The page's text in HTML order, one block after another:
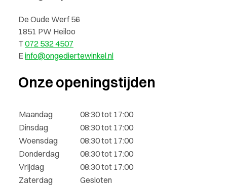
De Oude Werf 56
1851 PW Heiloo
T072 532 4507
Einfo@ongediertewinkel.nl
Onze openingstijden
Maandag
08:30 tot 17:00
Dinsdag
08:30 tot 17:00
Woensdag
08:30 tot 17:00
Donderdag
08:30 tot 17:00
Vrijdag
08:30 tot 17:00
Zaterdag
Gesloten